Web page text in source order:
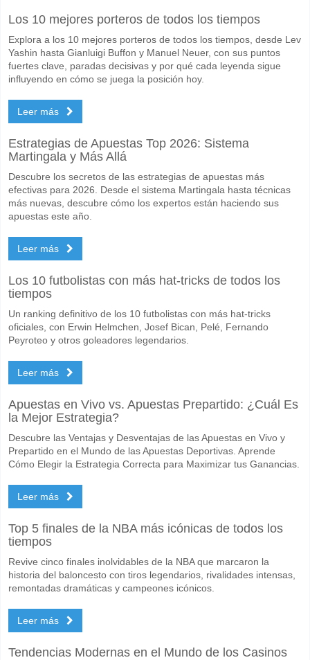
El partido entre VPS Vaasa v KuPS Kuopio 13 June 2026 15:00.
Quién es el equipo favorito para ganar entre VPS
KuPS Kuopio para el Ganador del partido, con una probabilidad de
Sí para Ambos Equipos Marcan, con un porcentaje de 55%.
Cuál es el pronóstico de resultado correcto para VPS
En el lado arriesgado, puede probar el Resultado Correcto de 1-2
Los 10 mejores porteros de todos los tiempos
Explora a los 10 mejores porteros de todos los tiempos, desde Lev
Yashin hasta Gianluigi Buffon y Manuel Neuer, con sus puntos
fuertes clave, paradas decisivas y por qué cada leyenda sigue
influyendo en cómo se juega la posición hoy.
Leer más
Estrategias de Apuestas Top 2026: Sistema
Martingala y Más Allá
Descubre los secretos de las estrategias de apuestas más
efectivas para 2026. Desde el sistema Martingala hasta técnicas
más nuevas, descubre cómo los expertos están haciendo sus
apuestas este año.
Leer más
Los 10 futbolistas con más hat-tricks de todos los
tiempos
Un ranking definitivo de los 10 futbolistas con más hat-tricks
oficiales, con Erwin Helmchen, Josef Bican, Pelé, Fernando
Peyroteo y otros goleadores legendarios.
Leer más
Apuestas en Vivo vs. Apuestas Prepartido: ¿Cuál Es
la Mejor Estrategia?
Descubre las Ventajas y Desventajas de las Apuestas en Vivo y
Prepartido en el Mundo de las Apuestas Deportivas. Aprende
Cómo Elegir la Estrategia Correcta para Maximizar tus Ganancias.
Leer más
Top 5 finales de la NBA más icónicas de todos los
tiempos
Revive cinco finales inolvidables de la NBA que marcaron la
historia del baloncesto con tiros legendarios, rivalidades intensas,
remontadas dramáticas y campeones icónicos.
Leer más
Tendencias Modernas en el Mundo de los Casinos